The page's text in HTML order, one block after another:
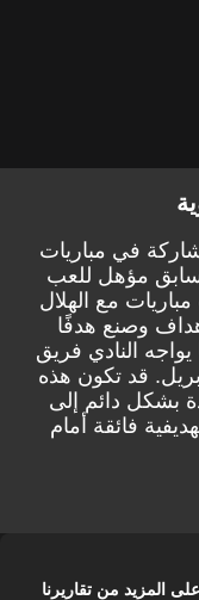
في مباريات
مؤهل للعب
مع الهلال
وصنع هدفًا
النادي فريق
القطري في دور الـ16 يوم 13 أبريل. قد تكون هذه
بشكل دائم إلى
فائقة أمام
من تقاريرنا